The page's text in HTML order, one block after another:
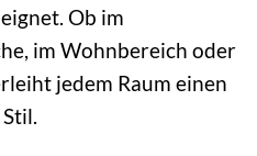
Ob im
im Wohnbereich oder
jedem Raum einen